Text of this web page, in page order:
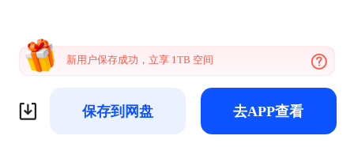
新用户保存成功，立享 1TB 空间
保存到网盘 去APP查看